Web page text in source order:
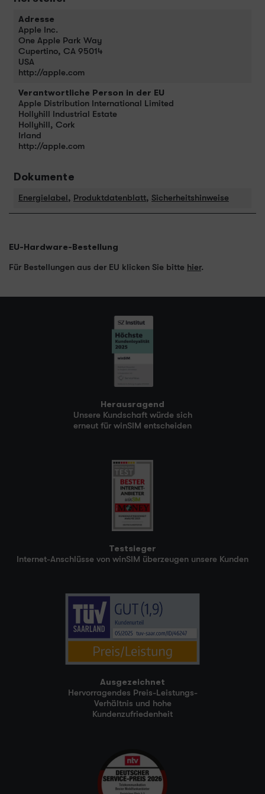
Adresse
Apple Inc.
One Apple Park Way
Cupertino, CA 95014
USA
http://apple.com
Verantwortliche Person in der EU
Apple Distribution International Limited
Hollyhill Industrial Estate
Hollyhill, Cork
Irland
http://apple.com
Dokumente
Energielabel, Produktdatenblatt, Sicherheitshinweise
EU-Hardware-Bestellung
Für Bestellungen aus der EU klicken Sie bitte hier.
Herausragend
Unsere Kundschaft würde sich
erneut für winSIM entscheiden
Testsieger
Internet-Anschlüsse von winSIM überzeugen unsere Kunden
Ausgezeichnet
Hervorragendes Preis-Leistungs-
Verhältnis und hohe
Kundenzufriedenheit